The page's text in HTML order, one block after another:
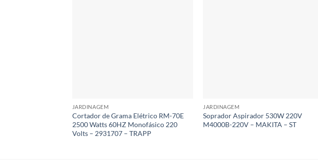
JARDINAGEM
Cortador de Grama Elétrico RM-70E
2500 Watts 60HZ Monofásico 220
Volts – 2931707 – TRAPP
JARDINAGEM
Soprador Aspirador 530W 220V
M4000B-220V – MAKITA – ST